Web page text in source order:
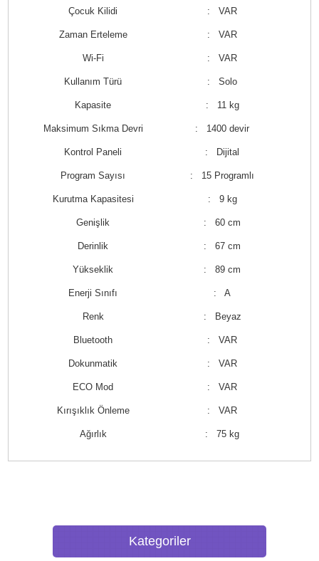
Çocuk Kilidi : VAR
Zaman Erteleme : VAR
Wi-Fi : VAR
Kullanım Türü : Solo
Kapasite : 11 kg
Maksimum Sıkma Devri : 1400 devir
Kontrol Paneli : Dijital
Program Sayısı : 15 Programlı
Kurutma Kapasitesi : 9 kg
Genişlik : 60 cm
Derinlik : 67 cm
Yükseklik : 89 cm
Enerji Sınıfı : A
Renk : Beyaz
Bluetooth : VAR
Dokunmatik : VAR
ECO Mod : VAR
Kırışıklık Önleme : VAR
Ağırlık : 75 kg
Kategoriler